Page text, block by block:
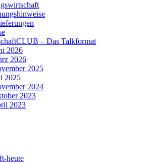
– Das Talkformat
2026
2026
2025
2025
2024
2023
2023